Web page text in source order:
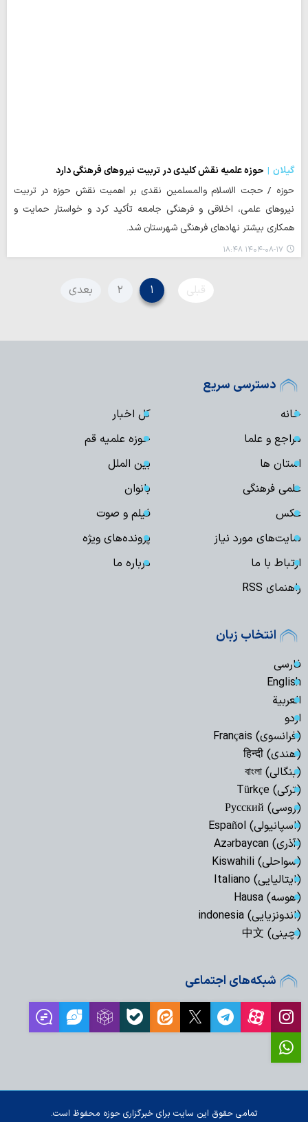
گیلان
حوزه علمیه نقش کلیدی در تربیت نیروهای فرهنگی دارد
حوزه / حجت الاسلام والمسلمین نقدی بر اهمیت نقش حوزه در تربیت
نیروهای علمی، اخلاقی و فرهنگی جامعه تأکید کرد و خواستار حمایت و
همکاری بیشتر نهادهای فرهنگی شهرستان شد.
۱۴۰۴-۰۸-۱۷ ۱۸:۴۸
قبلی ۱ ۲ بعدی
دسترسی سریع
خانه
کل اخبار
مراجع و علما
حوزه علمیه قم
استان ها
بین الملل
علمی فرهنگی
بانوان
عکس
فیلم و صوت
سایت‌های مورد نیاز
پرونده‌های ویژه
ارتباط با ما
درباره ما
راهنمای RSS
انتخاب زبان
فارسی
English
العربیة
اردو
(فرانسوی) Français
(هندی) हिन्दी
(بنگالی) বাংলা
(ترکی) Türkçe
(روسی) Русский
(اسپانیولی) Español
(آذری) Azərbaycan
(سواحلی) Kiswahili
(ایتالیایی) Italiano
(هوسه) Hausa
(اندونزیایی) indonesia
(چینی) 中文
شبکه‌های اجتماعی
تمامی حقوق این سایت برای خبرگزاری حوزه محفوظ است.